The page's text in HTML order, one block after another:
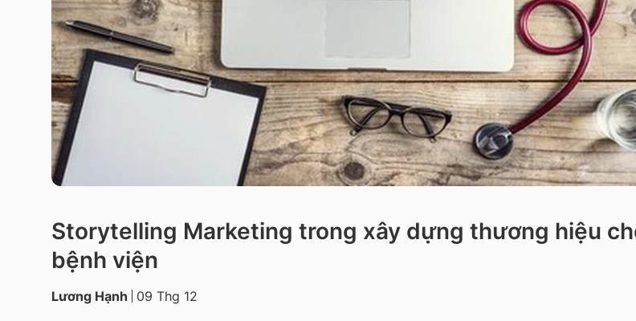
Storytelling Marketing trong xây dựng thương hiệu
bệnh viện
Lương Hạnh 09 Thg 12